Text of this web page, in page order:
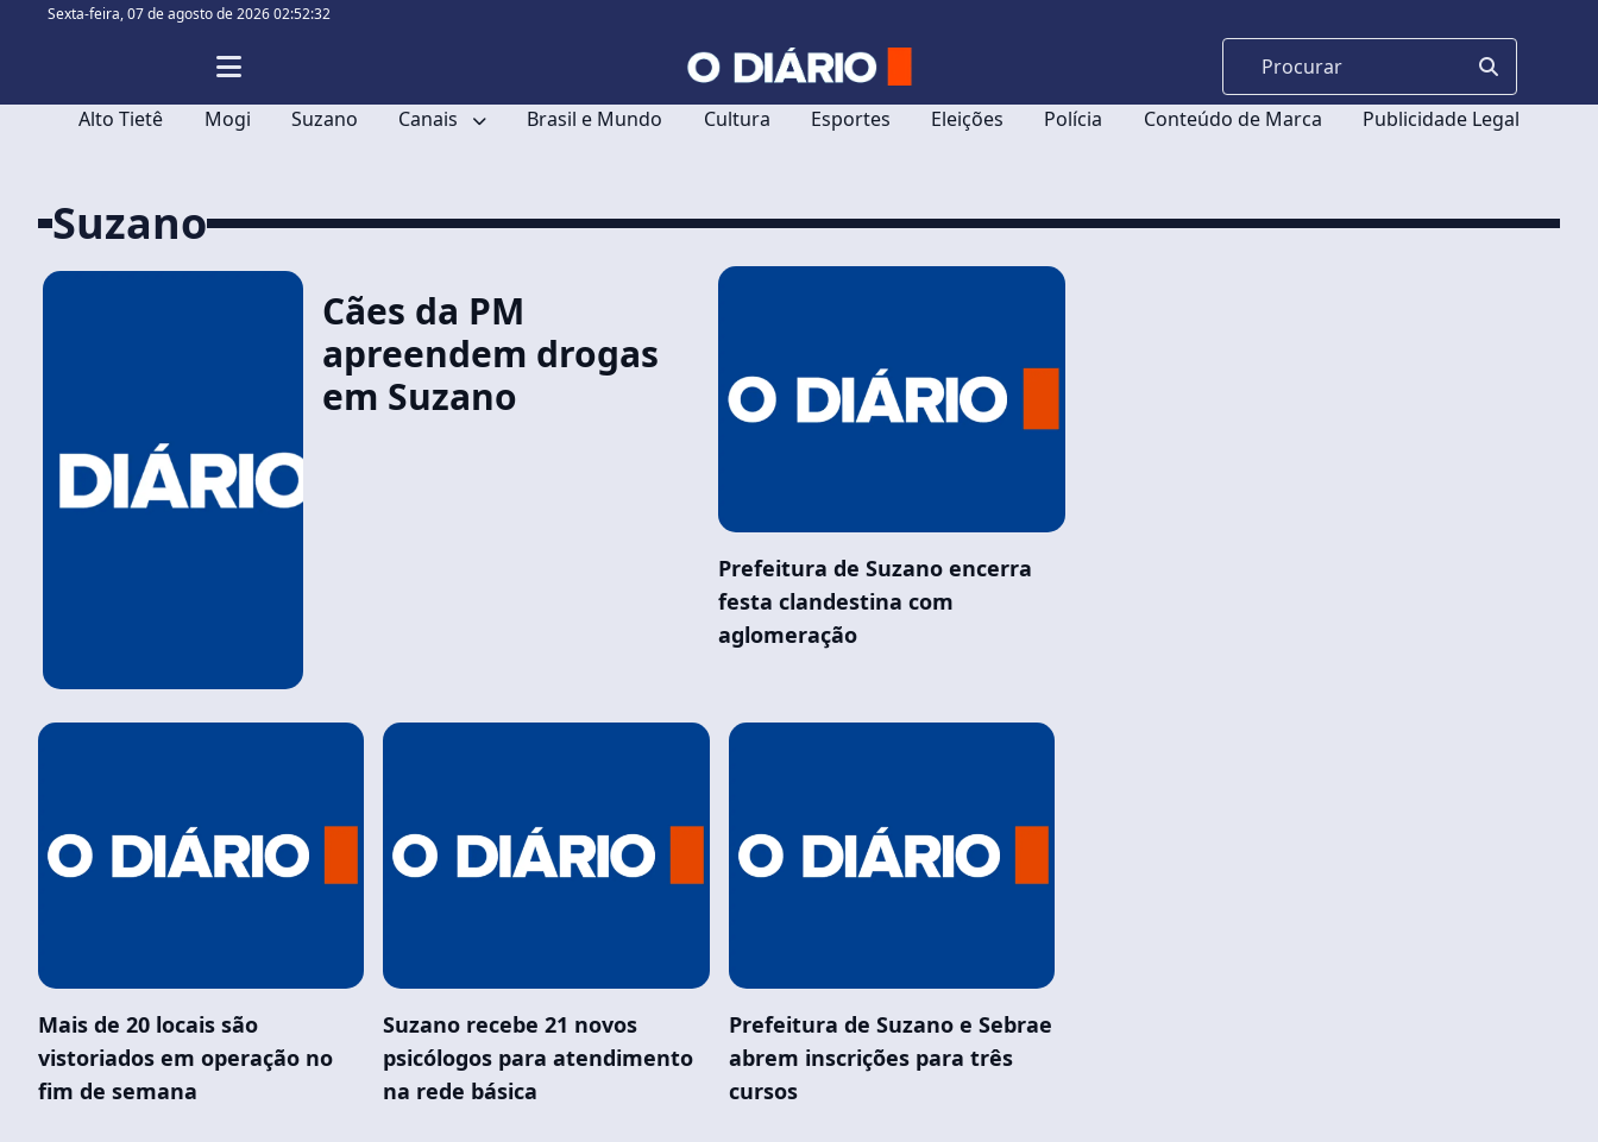
Sexta-feira,07 de agosto de 2026 02:52:32
Alto Tietê Mogi Suzano Canais Brasil e Mundo Cultura Esportes Eleições Polícia Conteúdo de Marca Publicidade Legal
Suzano
Cães da PM
apreendem drogas
em Suzano
Prefeitura de Suzano encerra
festa clandestina com
aglomeração
Mais de 20 locais são
vistoriados em operação no
fim de semana
Suzano recebe 21 novos
psicólogos para atendimento
na rede básica
Prefeitura de Suzano e Sebrae
abrem inscrições para três
cursos